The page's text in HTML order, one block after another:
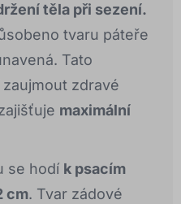
těla při sezení.
tvaru páteře
Tato
zdravé
maximální
se hodí k psacím
cm. Tvar zádové